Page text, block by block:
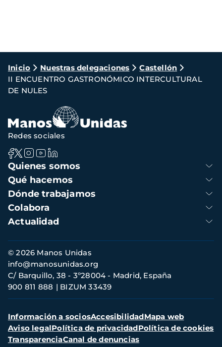
Ruta
de
navegación
Inicio Nuestras delegaciones
Castellón
II ENCUENTRO GASTRONÓMICO INTERCULTURAL
DE NULES
Navegación
principal
Quienes somos
Qué hacemos
Dónde trabajamos
Colabora
Actualidad
Redes sociales
Información
de
contacto
© 2026 Manos Unidas
C/ Barquillo, 38 - 3º28004 - Madrid, España
900 811 888
BIZUM 33439
info@manosunidas.org
Menú
secundario
Información a sociosAccesibilidadMapa web
Aviso legalPolítica de privacidadPolítica de cookies
TransparenciaCanal de denuncias